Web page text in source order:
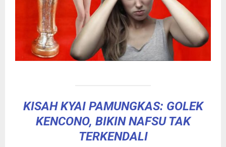
KISAH KYAI PAMUNGKAS: GOLEK
KENCONO, BIKIN NAFSU TAK
TERKENDALI